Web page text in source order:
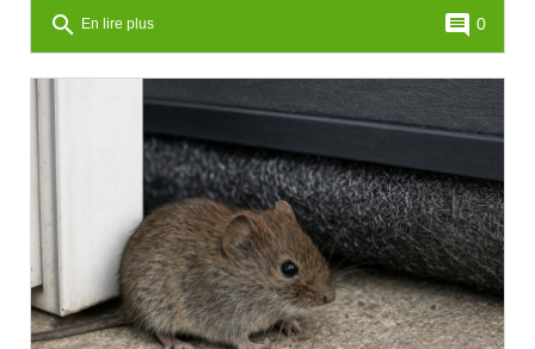
search En lire plus comment 0